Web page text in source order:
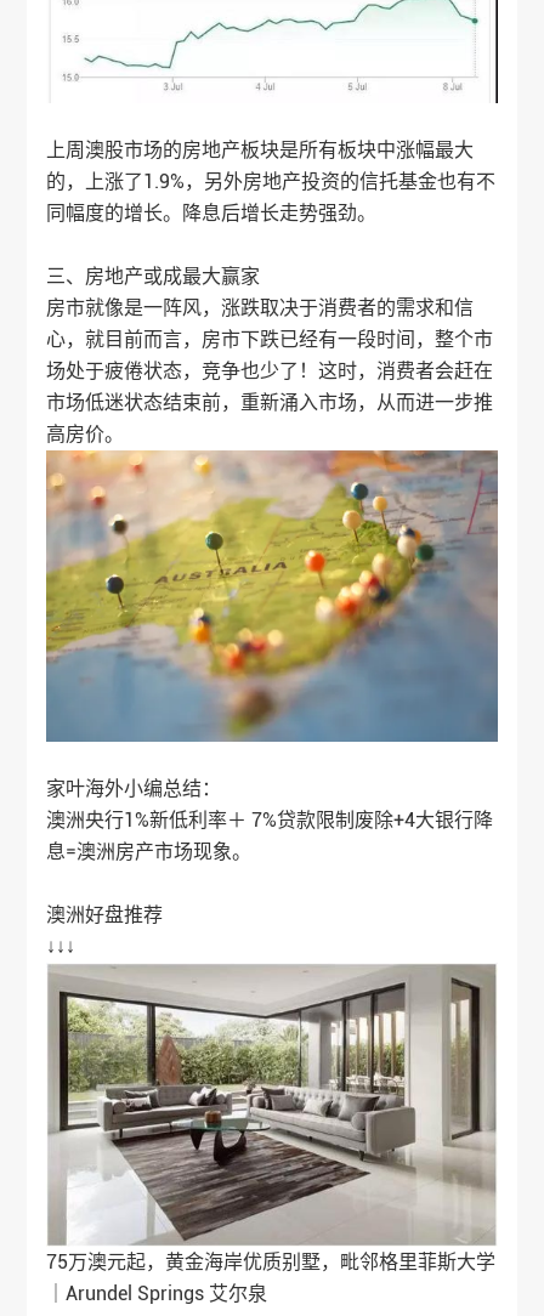
上周澳股市场的房地产板块是所有板块中涨幅最大
的，上涨了1.9%，另外房地产投资的信托基金也有不
同幅度的增长。降息后增长走势强劲。
三、房地产或成最大赢家
房市就像是一阵风，涨跌取决于消费者的需求和信
心，就目前而言，房市下跌已经有一段时间，整个市
场处于疲倦状态，竞争也少了！这时，消费者会赶在
市场低迷状态结束前，重新涌入市场，从而进一步推
高房价。
家叶海外小编总结：
澳洲央行1%新低利率＋ 7%贷款限制废除+4大银行降
息=澳洲房产市场现象。
澳洲好盘推荐
↓↓↓
75万澳元起，黄金海岸优质别墅，毗邻格里菲斯大学
｜Arundel Springs 艾尔泉